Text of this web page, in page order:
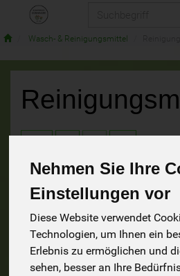
Nehmen Sie Ihre
Einstellungen vor
Diese Website verwendet
Technologien, um Ihnen ein
Erlebnis zu ermöglichen und
sehen, besser an Ihre
Wasch- & Reinigungsmittel